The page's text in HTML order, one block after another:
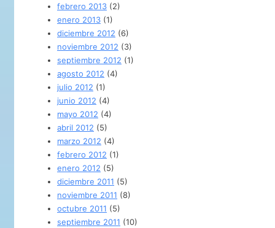
febrero 2013 (2)
enero 2013 (1)
diciembre 2012 (6)
noviembre 2012 (3)
septiembre 2012 (1)
agosto 2012 (4)
julio 2012 (1)
junio 2012 (4)
mayo 2012 (4)
abril 2012 (5)
marzo 2012 (4)
febrero 2012 (1)
enero 2012 (5)
diciembre 2011 (5)
noviembre 2011 (8)
octubre 2011 (5)
septiembre 2011 (10)